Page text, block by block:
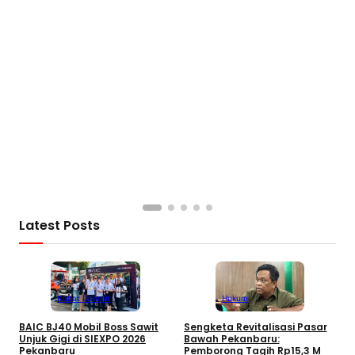
Latest Posts
Kabar Daerah
BAIC BJ40 Mobil Boss Sawit
Unjuk Gigi di SIEXPO 2026
Pekanbaru
Hukum
Sengketa Revitalisasi Pasar
Bawah Pekanbaru:
Pemborong Tagih Rp15,3 M